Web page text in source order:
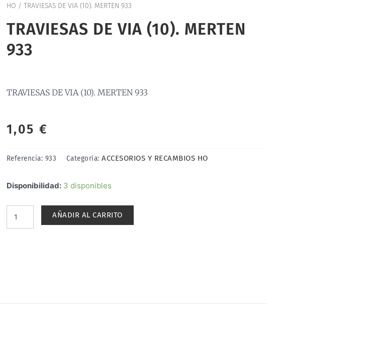
HO / TRAVIESAS DE VIA (10). MERTEN 933
TRAVIESAS DE VIA (10). MERTEN
933
TRAVIESAS DE VIA (10). MERTEN 933
1,05 €
Referencia: 933 Categoría:ACCESORIOS Y RECAMBIOS HO
Disponibilidad: 3 disponibles
TRAVIESAS
(10).
AÑADIR AL CARRITO